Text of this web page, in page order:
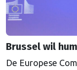
Brussel wil
De Europese